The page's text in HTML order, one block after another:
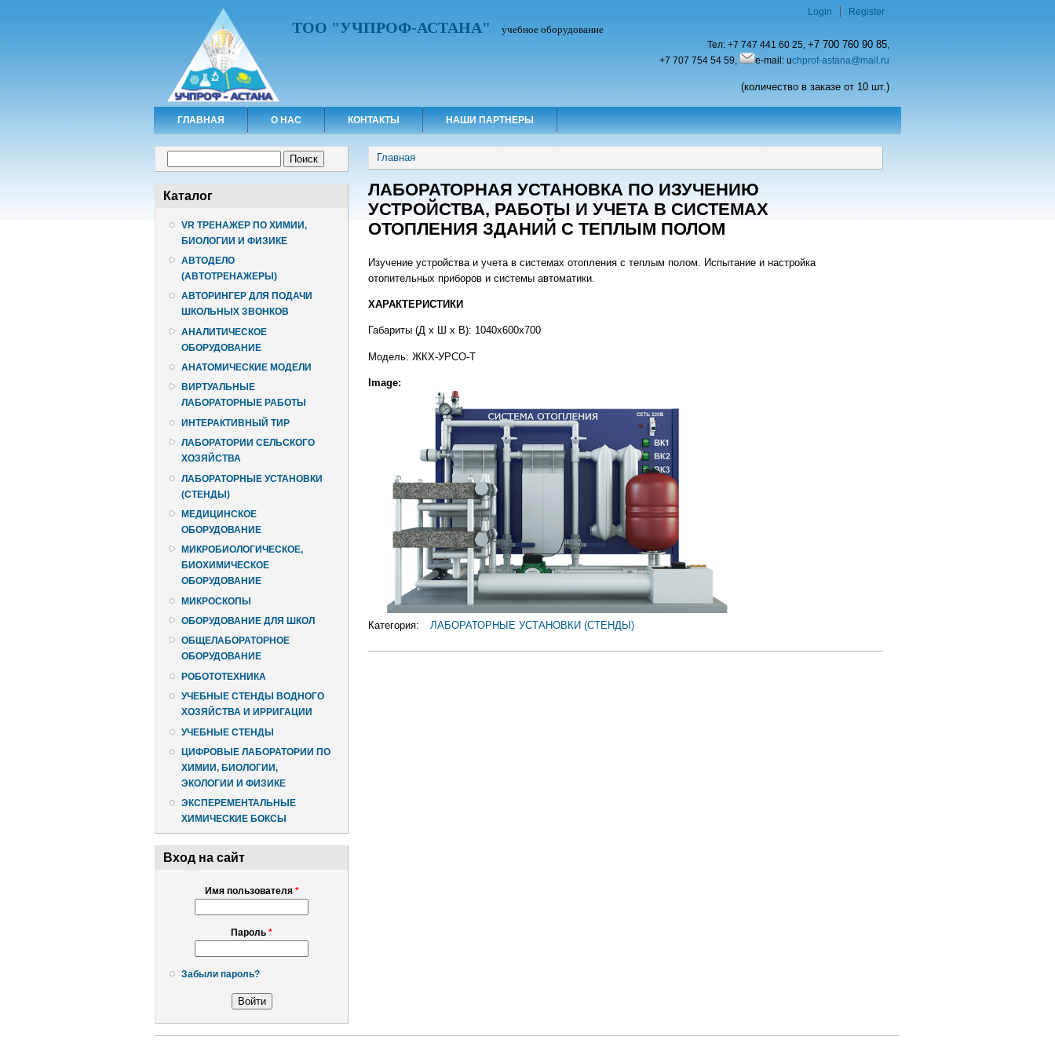
ТОО "УЧПРОФ-АСТАНА" учебное оборудование
Тел: +7 747 441 60 25, +7 700 760 90 85,
+7 707 754 54 59,
e-mail: uchprof-astana@mail.ru
(количество в заказе от 10 шт.)
Login Register
ГЛАВНАЯ О НАС КОНТАКТЫ НАШИ ПАРТНЕРЫ
Каталог
VR ТРЕНАЖЕР ПО ХИМИИ,
БИОЛОГИИ И ФИЗИКЕ
АВТОДЕЛО
(АВТОТРЕНАЖЕРЫ)
АВТОРИНГЕР ДЛЯ ПОДАЧИ
ШКОЛЬНЫХ ЗВОНКОВ
АНАЛИТИЧЕСКОЕ
ОБОРУДОВАНИЕ
АНАТОМИЧЕСКИЕ МОДЕЛИ
ВИРТУАЛЬНЫЕ
ЛАБОРАТОРНЫЕ РАБОТЫ
ИНТЕРАКТИВНЫЙ ТИР
ЛАБОРАТОРИИ СЕЛЬСКОГО
ХОЗЯЙСТВА
ЛАБОРАТОРНЫЕ УСТАНОВКИ
(СТЕНДЫ)
МЕДИЦИНСКОЕ
ОБОРУДОВАНИЕ
МИКРОБИОЛОГИЧЕСКОЕ,
БИОХИМИЧЕСКОЕ
ОБОРУДОВАНИЕ
МИКРОСКОПЫ
ОБОРУДОВАНИЕ ДЛЯ ШКОЛ
ОБЩЕЛАБОРАТОРНОЕ
ОБОРУДОВАНИЕ
РОБОТОТЕХНИКА
УЧЕБНЫЕ СТЕНДЫ ВОДНОГО
ХОЗЯЙСТВА И ИРРИГАЦИИ
УЧЕБНЫЕ СТЕНДЫ
ЦИФРОВЫЕ ЛАБОРАТОРИИ ПО
ХИМИИ, БИОЛОГИИ,
ЭКОЛОГИИ И ФИЗИКЕ
ЭКСПЕРЕМЕНТАЛЬНЫЕ
ХИМИЧЕСКИЕ БОКСЫ
Вход на сайт
Имя пользователя *
Пароль *
Забыли пароль?
Вы здесь
Главная
ЛАБОРАТОРНАЯ УСТАНОВКА ПО ИЗУЧЕНИЮ
УСТРОЙСТВА, РАБОТЫ И УЧЕТА В СИСТЕМАХ
ОТОПЛЕНИЯ ЗДАНИЙ С ТЕПЛЫМ ПОЛОМ
Изучение устройства и учета в системах отопления с теплым полом. Испытание и настройка
отопительных приборов и системы автоматики.
ХАРАКТЕРИСТИКИ
Габариты (Д х Ш х В): 1040x600x700
Модель: ЖКХ-УРСО-Т
Image:
Категория: ЛАБОРАТОРНЫЕ УСТАНОВКИ (СТЕНДЫ)